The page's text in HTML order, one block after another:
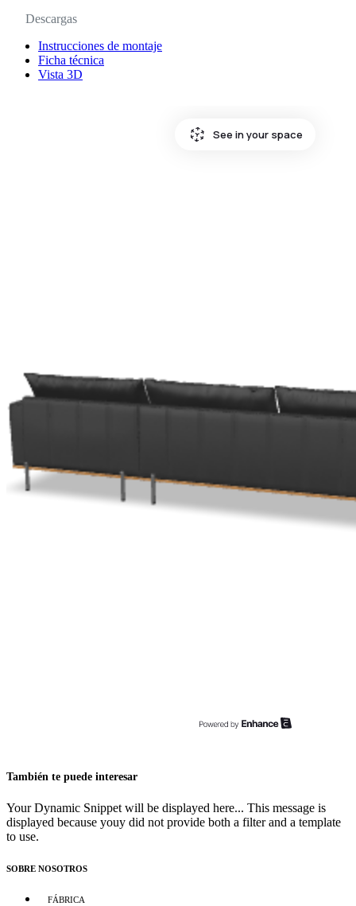
Descargas
Instrucciones de montaje
Ficha técnica
Vista 3D
También te puede interesar
Your Dynamic Snippet will be displayed here... This message is
displayed because youy did not provide both a filter and a template
to use.
SOBRE NOSOTROS
FÁBRICA